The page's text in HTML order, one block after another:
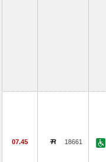
07.45 18661